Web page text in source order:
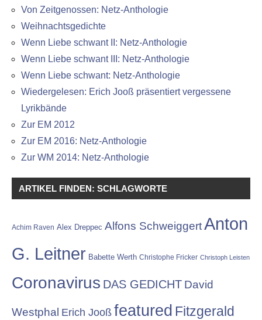
Von Zeitgenossen: Netz-Anthologie
Weihnachtsgedichte
Wenn Liebe schwant II: Netz-Anthologie
Wenn Liebe schwant III: Netz-Anthologie
Wenn Liebe schwant: Netz-Anthologie
Wiedergelesen: Erich Jooß präsentiert vergessene
Lyrikbände
Zur EM 2012
Zur EM 2016: Netz-Anthologie
Zur WM 2014: Netz-Anthologie
ARTIKEL FINDEN: SCHLAGWORTE
Achim Raven Alex Dreppec Alfons SchweiggertAnton
G. Leitner Babette Werth Christophe Fricker Christoph Leisten
Coronavirus DAS GEDICHT David
Westphal Erich Jooß featured Fitzgerald